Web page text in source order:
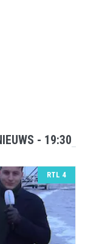
- 19:30
RTL 4